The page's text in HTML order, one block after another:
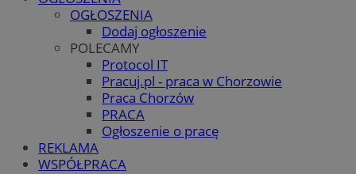
OGŁOSZENIA
Dodaj ogłoszenie
POLECAMY
Protocol IT
Pracuj.pl - praca w Chorzowie
Praca Chorzów
PRACA
Ogłoszenie o pracę
REKLAMA
WSPÓŁPRACA